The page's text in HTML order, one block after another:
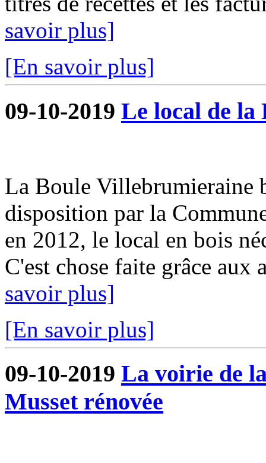
savoir plus]
[En savoir plus]
09-10-2019 Le local de
La Boule Villebrumieraine
disposition par la
en 2012, le local en bois
C'est chose faite grâce aux
savoir plus]
[En savoir plus]
09-10-2019 La voirie de
Musset rénovée